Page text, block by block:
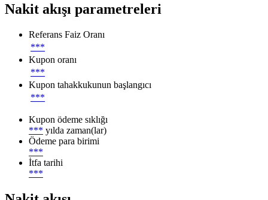
Nakit akışı parametreleri
Referans Faiz Oranı
***
Kupon oranı
***
Kupon tahakkukunun başlangıcı
***
Kupon ödeme sıklığı
*** yılda zaman(lar)
Ödeme para birimi
***
İtfa tarihi
***